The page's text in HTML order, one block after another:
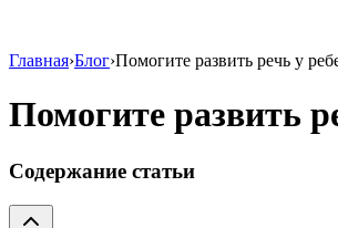
Главная›Блог›Помогите развить речь у
Помогите развить
Содержание статьи